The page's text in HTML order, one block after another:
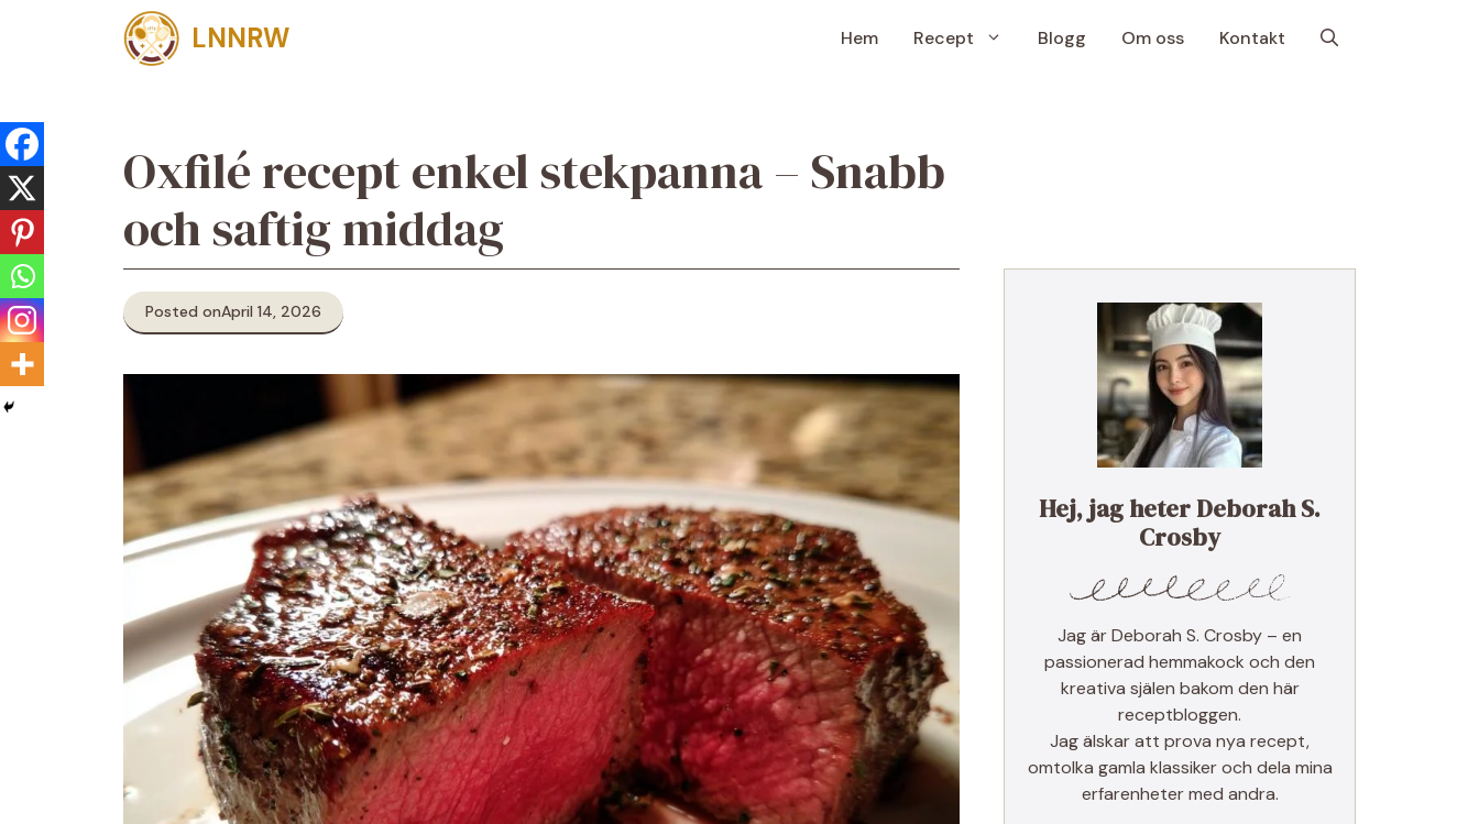
LNNRW Hem Recept Blogg Om oss Kontakt
Oxfilé recept enkel stekpanna – Snabb
och saftig middag
Posted onApril 14, 2026
Hej, jag heter Deborah S.
Crosby
Jag är Deborah S. Crosby – en
passionerad hemmakock och den
kreativa själen bakom den här
receptbloggen.
Jag älskar att prova nya recept,
omtolka gamla klassiker och dela mina
erfarenheter med andra.